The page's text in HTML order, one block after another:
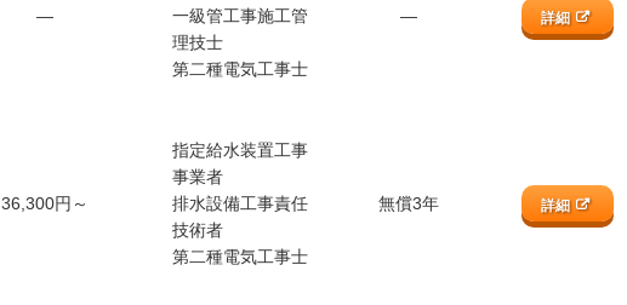
―
一級管工事施工管
理技士
第二種電気工事士
― 詳細
36,300円～
指定給水装置工事
事業者
排水設備工事責任
技術者
第二種電気工事士
無償3年 詳細